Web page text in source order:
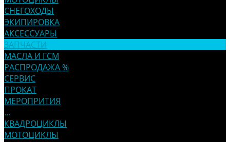
СНЕГОХОДЫ
ЭКИПИРОВКА
АКСЕССУАРЫ
ЗАПЧАСТИ
МАСЛА И ГСМ
РАСПРОДАЖА %
СЕРВИС
ПРОКАТ
МЕРОПРИТИЯ
...
КВАДРОЦИКЛЫ
МОТОЦИКЛЫ